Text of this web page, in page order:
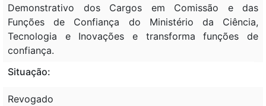
Demonstrativo dos Cargos em Comissão e das
Funções de Confiança do Ministério da Ciência,
Tecnologia e Inovações e transforma funções de
confiança.
Situação:
Revogado